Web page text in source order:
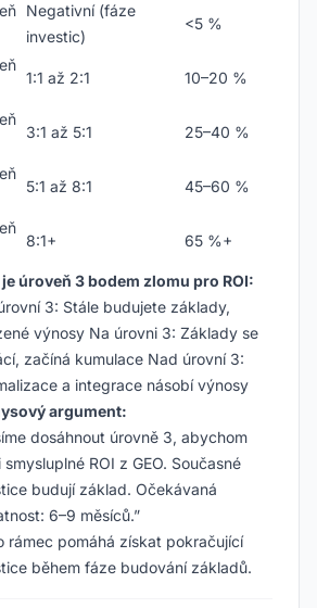
Negativní (fáze
investic)
<5 %
1:1 až 2:1 10–20 %
3:1 až 5:1 25–40 %
5:1 až 8:1 45–60 %
8:1+ 65 %+
úroveň 3 bodem zlomu pro ROI:
3: Stále budujete základy,
výnosy Na úrovni 3: Základy se
začíná kumulace Nad úrovní 3:
a integrace násobí výnosy
argument:
dosáhnout úrovně 3, abychom
smysluplné ROI z GEO. Současné
budují základ. Očekávaná
6–9 měsíců.”
rámec pomáhá získat pokračující
během fáze budování základů.